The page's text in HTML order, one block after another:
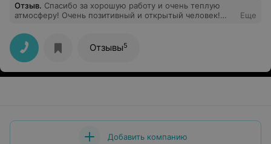
Отзыв. Спасибо за хорошую работу и очень теплую
атмосферу! Очень позитивный и открытый человек!
Еще
Отзывы5
Добавить компанию